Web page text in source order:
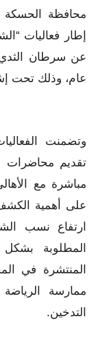
محافظة
إطار فعاليات
عن سرطان
عام، وذلك تحت
وتضمنت
تقديم محاضرات
مباشرة مع
على أهمية
ارتفاع نسب
المطلوبة
المنتشرة في
ممارسة
التدخين.